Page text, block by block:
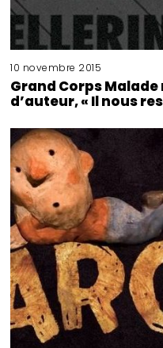
10 novembre 2015
Grand Corps
d’auteur, « Il nous